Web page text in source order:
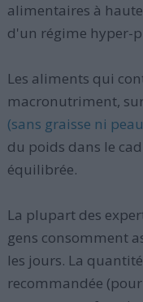
alimentaires à
d'un régime hyper-
Les aliments qui
macronutriment,
(sans graisse ni
du poids dans le
équilibrée.
La plupart des
gens consomment
les jours. La
recommandée